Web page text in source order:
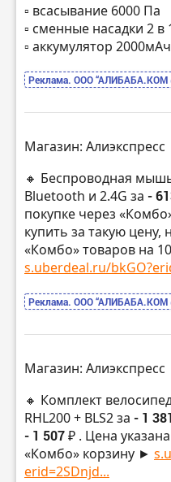
▫️ всасывание 6000 Па
▫️ сменные насадки 2
▫️ аккумулятор
Реклама. ООО “АЛИБАБА.КОМ
Магазин: Алиэкспресс
🔸 Беспроводная
Bluetooth и 2.4G за -
покупке через
купить за такую
«Комбо» товаров на
s.uberdeal.ru/
Реклама. ООО “АЛИБАБА.КОМ
Магазин: Алиэкспресс
🔸 Комплект
RHL200 + BLS2 за - 1
- 1 507 ₽ . Цена
«Комбо» корзину ►
erid=2SDnjd...